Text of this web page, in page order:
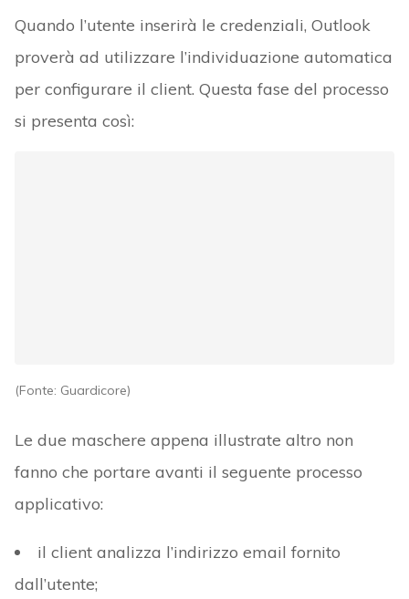
Quando l’utente inserirà le credenziali, Outlook
proverà ad utilizzare l’individuazione automatica
per configurare il client. Questa fase del processo
si presenta così:
(Fonte: Guardicore)
Le due maschere appena illustrate altro non
fanno che portare avanti il seguente processo
applicativo:
il client analizza l’indirizzo email fornito
dall’utente;